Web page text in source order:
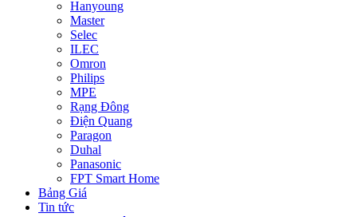
Hanyoung
Master
Selec
ILEC
Omron
Philips
MPE
Rạng Đông
Điện Quang
Paragon
Duhal
Panasonic
FPT Smart Home
Bảng Giá
Tin tức